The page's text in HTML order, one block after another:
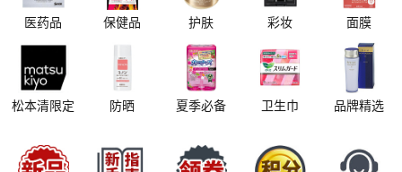
医药品 保健品 护肤 彩妆 面膜
松本清限定 防晒 夏季必备 卫生巾 品牌精选